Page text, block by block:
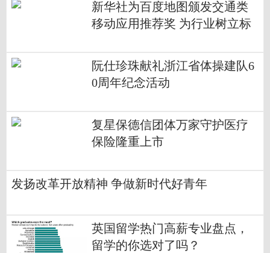
新华社为百度地图颁发交通类
移动应用推荐奖 为行业树立标
阮仕珍珠献礼浙江省体操建队6
0周年纪念活动
复星保德信团体万家守护医疗
保险隆重上市
发扬改革开放精神 争做新时代好青年
英国留学热门高薪专业盘点，
留学的你选对了吗？